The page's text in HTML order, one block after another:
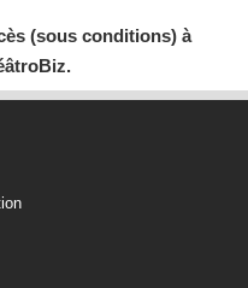
(sous conditions) à